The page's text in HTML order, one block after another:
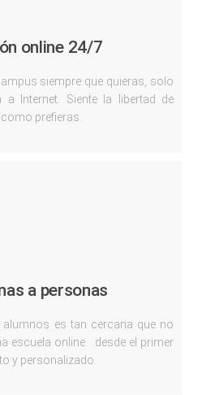
online 24/7
siempre que quieras, solo
a Internet. Siente la libertad de
prefieras.
a personas
alumnos es tan cercana que no
escuela online. desde el primer
y personalizado.